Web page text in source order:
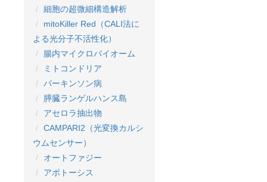
細胞の超微細構造解析
mitoKiller Red（CALI法に
よる光分子不活性化）
腸内マイクロバイオーム
ミトコンドリア
パーキンソン病
膵臓ランゲルハンス島
アセロラ抽出物
CAMPARI2（光変換カルシ
ウムセンサー）
オートファジー
アポトーシス